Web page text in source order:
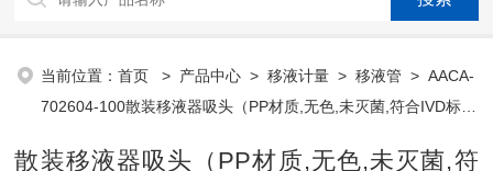
当前位置：首页 > 产品中心 >移液计量 >移液管 > AACA-
702604-100散装移液器吸头（PP材质,无色,未灭菌,符合IVD标
散装移液器吸头（PP材质,无色,未灭菌,符